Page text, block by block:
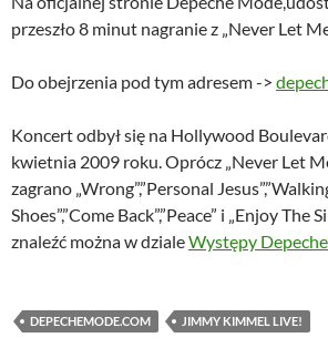
przeszło 8 minut nagranie z „Never Let
Do obejrzenia pod tym adresem ->
Koncert odbył się na Hollywood
kwietnia 2009 roku. Oprócz „Never Let
zagrano „Wrong”,”Personal
Shoes”,”Come Back”,”Peace” i „Enjoy The
znaleźć można w dzialeWystępy
DEPECHEMODE.COM JIMMY KIMMEL LIVE!